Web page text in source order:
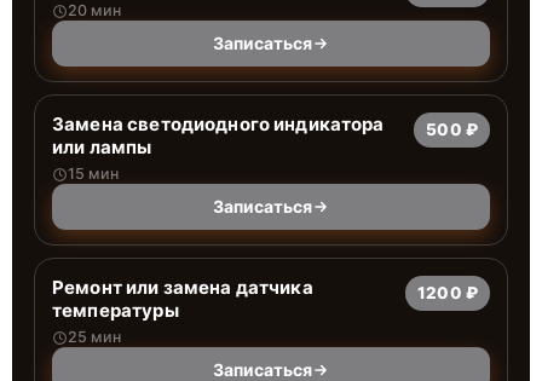
20 мин
Записаться
Заменa светодиодного индикатора
или лампы
15 мин
500 ₽
Записаться
Ремонт или замена датчика
температуры
25 мин
1200 ₽
Записаться